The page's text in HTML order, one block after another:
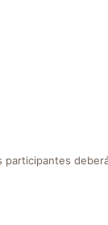
participantes